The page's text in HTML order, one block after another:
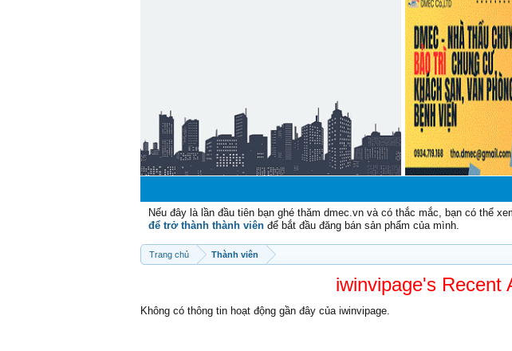
Nếu đây là lần đầu tiên bạn ghé thăm dmec.vn và có thắc mắc, bạn có thể
để trở thành thành viên để bắt đầu đăng bán sản phẩm của mình.
Trang chủ Thành viên
iwinvipage's Recent
Không có thông tin hoạt động gần đây của iwinvipage.